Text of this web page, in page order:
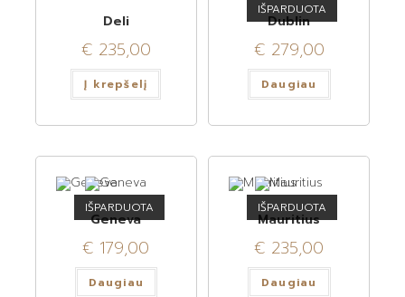
Deli
€235,00
Į krepšelį
IŠPARDUOTA
Dublin
€279,00
Daugiau
IŠPARDUOTA
Geneva
€ 179,00
Daugiau
IŠPARDUOTA
Mauritius
€ 235,00
Daugiau